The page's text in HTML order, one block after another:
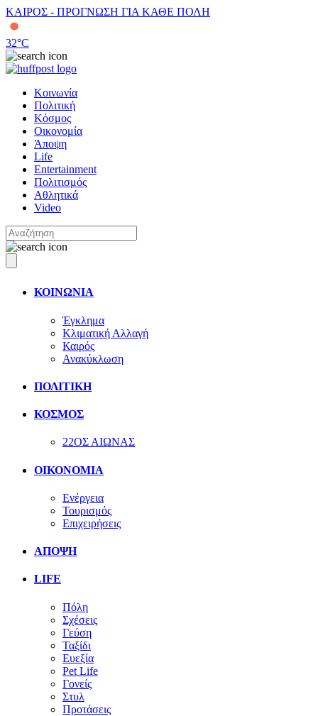
ΚΑΙΡΟΣ - ΠΡΟΓΝΩΣΗ ΓΙΑ ΚΑΘΕ ΠΟΛΗ
32°C
Κοινωνία
Πολιτική
Κόσμος
Οικονομία
Άποψη
Life
Entertainment
Πολιτισμός
Αθλητικά
Video
ΚΟΙΝΩΝΙΑ
Έγκλημα
Κλιματική Αλλαγή
Καιρός
Ανακύκλωση
ΠΟΛΙΤΙΚΗ
ΚΟΣΜΟΣ
22ΟΣ ΑΙΩΝΑΣ
ΟΙΚΟΝΟΜΙΑ
Ενέργεια
Τουρισμός
Επιχειρήσεις
ΑΠΟΨΗ
LIFE
Πόλη
Σχέσεις
Γεύση
Ταξίδι
Ευεξία
Pet Life
Γονείς
Στυλ
Προτάσεις